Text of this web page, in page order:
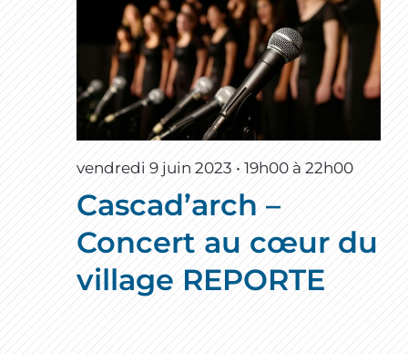
vendredi 9 juin 2023 • 19h00à 22h00
Cascad’arch –
Concert au cœur du
village REPORTE